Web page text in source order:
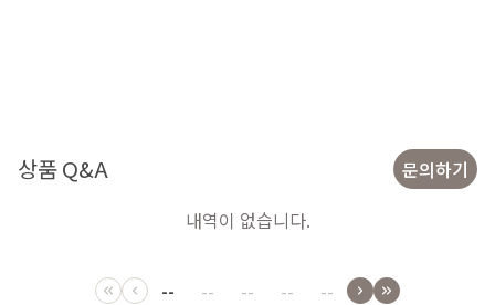
상품 Q&A
문의하기
내역이 없습니다.
-- -- -- -- --